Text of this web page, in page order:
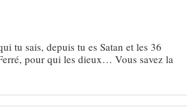
tu sais, depuis tu es Satan et les 36
pour qui les dieux… Vous savez la